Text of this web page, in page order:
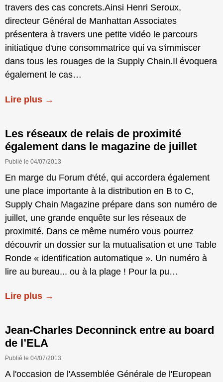
travers des cas concrets.Ainsi Henri Seroux,
directeur Général de Manhattan Associates
présentera à travers une petite vidéo le parcours
initiatique d'une consommatrice qui va s'immiscer
dans tous les rouages de la Supply Chain.Il évoquera
également le cas…
Lire plus →
Les réseaux de relais de proximité
également dans le magazine de juillet
Publié le 04/07/2013
En marge du Forum d'été, qui accordera également
une place importante à la distribution en B to C,
Supply Chain Magazine prépare dans son numéro de
juillet, une grande enquête sur les réseaux de
proximité. Dans ce même numéro vous pourrez
découvrir un dossier sur la mutualisation et une Table
Ronde « identification automatique ». Un numéro à
lire au bureau... ou à la plage ! Pour la pu…
Lire plus →
Jean-Charles Deconninck entre au board
de l’ELA
Publié le 04/07/2013
A l'occasion de l'Assemblée Générale de l'European